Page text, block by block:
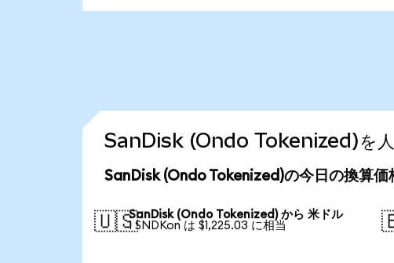
SanDisk (Ondo Tokenized)を人
SanDisk (Ondo Tokenized)の今日の換算価
🇺🇸SanDisk (Ondo Tokenized) から 米ドル
1 SNDKon は $1,225.03 に相当